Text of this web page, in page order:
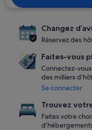
Changez
Réservez des
Faites-vous
Connectez-
des milliers
Se connecter
Trouvez
Faites votre